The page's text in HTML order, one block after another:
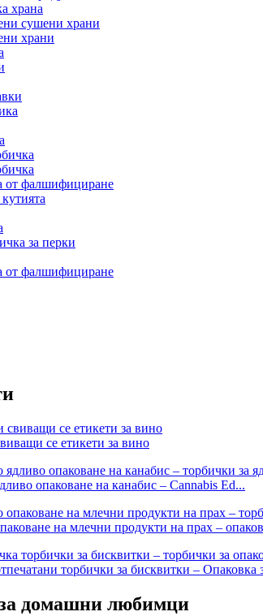
храна
сушени храни
храни
от фалшифициране
за перки
от фалшифициране
се етикети за вино
опаковане на канабис – Cannabis Ed...
на млечни продукти на прах –
торбички за бисквитки – Опаковка
домашни любимци